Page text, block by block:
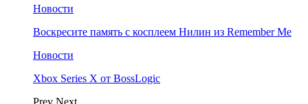
Новости
Воскресите память с косплеем Нилин из Remember Me
Новости
Xbox Series X от BossLogic
Prev Next